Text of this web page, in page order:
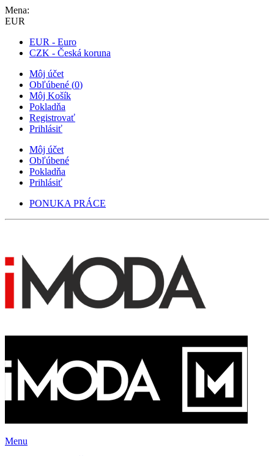
Mena:
EUR
EUR - Euro
CZK - Česká koruna
Môj účet
Obľúbené (0)
Môj Košík
Pokladňa
Registrovať
Prihlásiť
Môj účet
Obľúbené
Pokladňa
Prihlásiť
PONUKA PRÁCE
Menu